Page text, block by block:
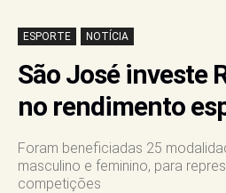
ESPORTE NOTÍCIA
São José investe
no rendimento
Foram beneficiadas 25
masculino e feminino, para
competições